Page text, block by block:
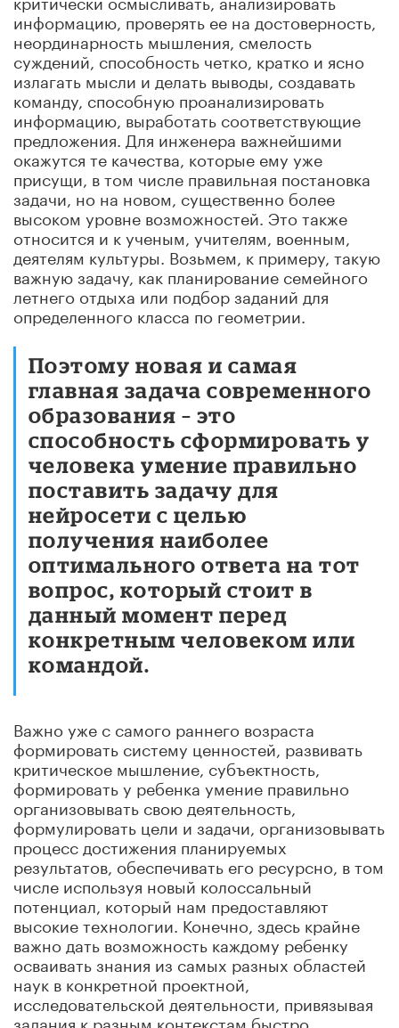
информацию, проверять ее на достоверность,
неординарность мышления, смелость
суждений, способность четко, кратко и ясно
излагать мысли и делать выводы, создавать
команду, способную проанализировать
информацию, выработать соответствующие
предложения. Для инженера важнейшими
окажутся те качества, которые ему уже
присущи, в том числе правильная постановка
задачи, но на новом, существенно более
высоком уровне возможностей. Это также
относится и к ученым, учителям, военным,
деятелям культуры. Возьмем, к примеру, такую
важную задачу, как планирование семейного
летнего отдыха или подбор заданий для
определенного класса по геометрии.
Поэтому новая и самая
главная задача современного
образования – это
способность сформировать у
человека умение правильно
поставить задачу для
нейросети с целью
получения наиболее
оптимального ответа на тот
вопрос, который стоит в
данный момент перед
конкретным человеком или
командой.
Важно уже с самого раннего возраста
формировать систему ценностей, развивать
критическое мышление, субъектность,
формировать у ребенка умение правильно
организовывать свою деятельность,
формулировать цели и задачи, организовывать
процесс достижения планируемых
результатов, обеспечивать его ресурсно, в том
числе используя новый колоссальный
потенциал, который нам предоставляют
высокие технологии. Конечно, здесь крайне
важно дать возможность каждому ребенку
осваивать знания из самых разных областей
наук в конкретной проектной,
исследовательской деятельности, привязывая
задания к разным контекстам быстро